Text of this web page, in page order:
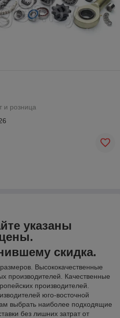
и розница
указаны
скидка.
Высококачественные
производителей. Качественные
производителей.
юго-восточной
выбрать наиболее подходящие
без лишних затрат от